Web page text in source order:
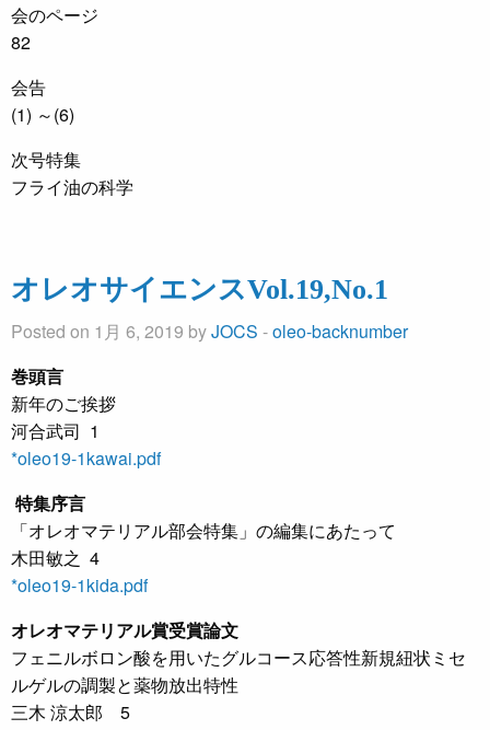
会のページ
82
会告
(1) ～(6)
次号特集
フライ油の科学
オレオサイエンスVol.19,No.1
Posted on 1月 6, 2019 byJOCS -oleo-backnumber
巻頭言
新年のご挨拶
河合武司 1
*oleo19-1kawai.pdf
特集序言
「オレオマテリアル部会特集」の編集にあたって
木田敏之 4
*oleo19-1kida.pdf
オレオマテリアル賞受賞論文
フェニルボロン酸を用いたグルコース応答性新規紐状ミセ
ルゲルの調製と薬物放出特性
三木 涼太郎 5